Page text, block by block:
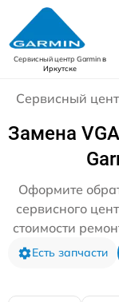
Сервисный центр Garminв
Иркутске
Сервисный
Замена
Оформите
сервисного
стоимости
Есть запчасти